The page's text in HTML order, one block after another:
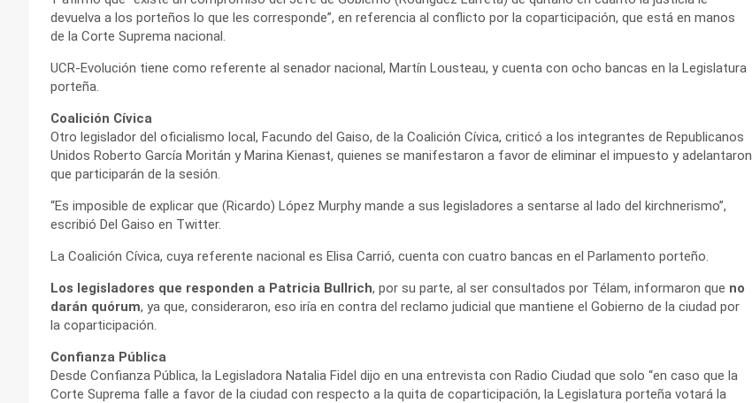
devuelva a los porteños lo que les corresponde”, en referencia al conflicto por la coparticipación, que está en manos
de la Corte Suprema nacional.
UCR-Evolución tiene como referente al senador nacional, Martín Lousteau, y cuenta con ocho bancas en la Legislatura
porteña.
Coalición Cívica
Otro legislador del oficialismo local, Facundo del Gaiso, de la Coalición Cívica, criticó a los integrantes de Republicanos
Unidos Roberto García Moritán y Marina Kienast, quienes se manifestaron a favor de eliminar el impuesto y adelantaron
que participarán de la sesión.
“Es imposible de explicar que (Ricardo) López Murphy mande a sus legisladores a sentarse al lado del kirchnerismo”,
escribió Del Gaiso en Twitter.
La Coalición Cívica, cuya referente nacional es Elisa Carrió, cuenta con cuatro bancas en el Parlamento porteño.
Los legisladores que responden a Patricia Bullrich, por su parte, al ser consultados por Télam, informaron que no
darán quórum, ya que, consideraron, eso iría en contra del reclamo judicial que mantiene el Gobierno de la ciudad por
la coparticipación.
Confianza Pública
Desde Confianza Pública, la Legisladora Natalia Fidel dijo en una entrevista con Radio Ciudad que solo “en caso que la
Corte Suprema falle a favor de la ciudad con respecto a la quita de coparticipación, la Legislatura porteña votará la